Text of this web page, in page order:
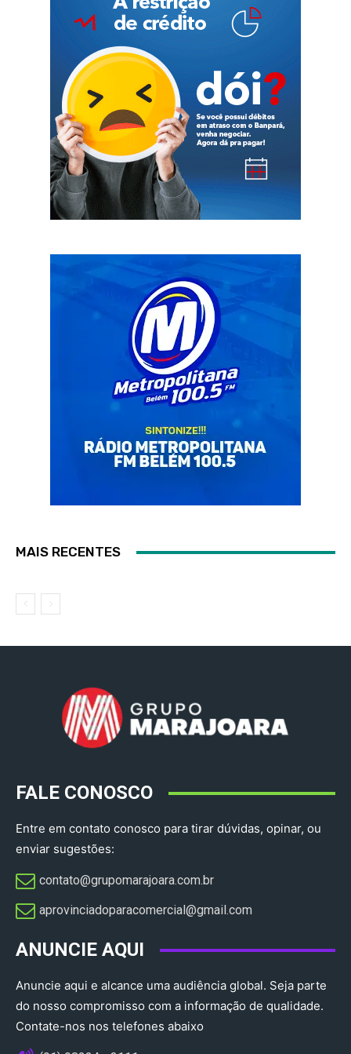
MAIS RECENTES
FALE CONOSCO
Entre em contato conosco para tirar dúvidas, opinar, ou
enviar sugestões:
contato@grupomarajoara.com.br
aprovinciadoparacomercial@gmail.com​
ANUNCIE AQUI
Anuncie aqui e alcance uma audiência global. Seja parte
do nosso compromisso com a informação de qualidade.
Contate-nos nos telefones abaixo